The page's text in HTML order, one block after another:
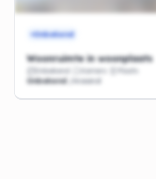
Onbekend
Woonruimte in woonplaats
Onbekend Kamers
Plaats
Onbekend
/maand